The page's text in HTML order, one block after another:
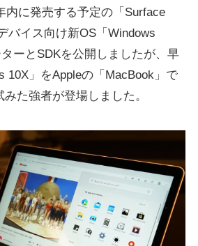
内に発売する予定の「Surface
バイス向け新OS「Windows
ーとSDKを公開しましたが、早
10X」をAppleの「MacBook」で
た強者が登場しました。